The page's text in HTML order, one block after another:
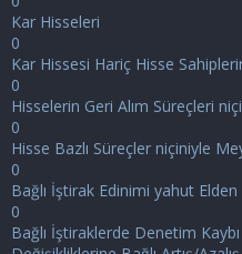
Kar Hisseleri
0
Kar Hissesi Hariç Hisse
0
Hisselerin Geri Alım Süreçleri
0
Hisse Bazlı Süreçler niçiniyle
0
Bağlı İştirak Edinimi yahut Elden
0
Bağlı İştiraklerde Denetim